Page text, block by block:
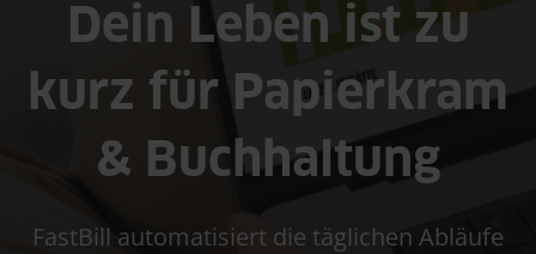
Dein Leben ist zu
kurz für Papierkram
& Buchhaltung
FastBill automatisiert die täglichen Abläufe